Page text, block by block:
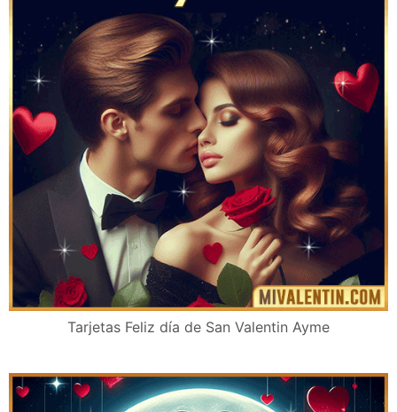
Tarjetas Feliz día de San Valentin Ayme